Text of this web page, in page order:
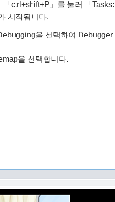
ctrl+shift+P」를 눌러 「Tasks:
시작됩니다.
을 선택하여 Debugger
을 선택합니다.